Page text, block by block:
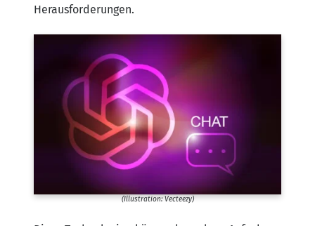
Herausforderungen.
(Illus­tra­ti­on: Vecteezy)